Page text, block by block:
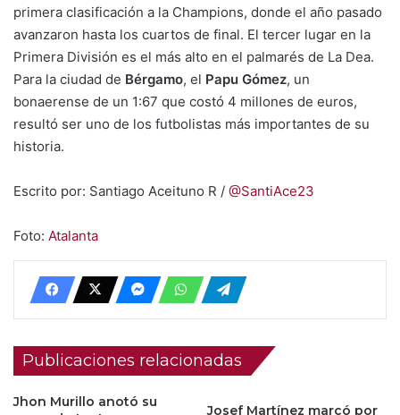
primera clasificación a la Champions, donde el año pasado
avanzaron hasta los cuartos de final. El tercer lugar en la
Primera División es el más alto en el palmarés de La Dea.
Para la ciudad de Bérgamo, el Papu Gómez, un
bonaerense de un 1:67 que costó 4 millones de euros,
resultó ser uno de los futbolistas más importantes de su
historia.
Escrito por: Santiago Aceituno R / @SantiAce23
Foto: Atalanta
Publicaciones relacionadas
Jhon Murillo anotó su
Josef Martínez marcó por